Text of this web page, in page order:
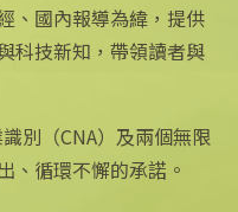
載
公司簡介
企業識別
公開資訊
、國內報導為緯，提供
科技新知，帶領讀者與
別（CNA）及兩個無限
、循環不懈的承諾。